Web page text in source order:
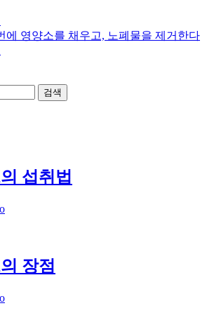
에 영양소를 채우고, 노폐물을 제거한다
섭취법
장점